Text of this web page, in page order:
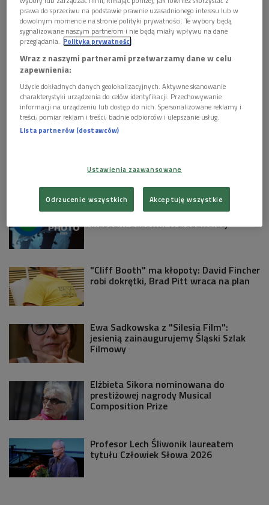
Maldonado, Luciana Berio, Krzysztofa Wołka, Ramona
Lazkano i Iannisa Xenakisa,
Wyk. Françoise Kubler – sopran, Maria Caroli – flety, Silvy
Constanzo – fortepian, Francesca Giomi i Damiana Meacci –
live electronics
Zobacz więcej na temat: andrzej chłopecki
KULTURA W POLSKIM RADIU:
Mistrzowie powojennego jubilerstwa z
Gliwic
Grand Press Photo 2026 - wystawa w
Muzeum Gazowni Warszawskiej
"Cliff Booth" ma kłopoty: David Fincher
robi dokrętki, Brad Pitt wraca na plan
Ewa Sadkowska z "Silesia Film":
jesienią zainaugurujemy Śląski Szlak
Filmowy
Elżbieta Sikora nominowana do
prestiżowej nagrody Musical
Composition Prize
Profesor Lech Śliwonik laureatem
tytułu Człowiek Słowa 2026
prawa do sprzeciwu na podstawie prawnie uzasadnionego interesu lub w
dowolnym momencie na stronie polityki prywatności. Te wybory będą
sygnalizowane naszym partnerom i nie będą miały wpływu na dane
przeglądania. Polityka prywatności
Wraz z naszymi partnerami przetwarzamy dane w celu
zapewnienia:
Użycie dokładnych danych geolokalizacyjnych. Aktywne skanowanie
charakterystyki urządzenia do celów identyfikacji. Przechowywanie
informacji na urządzeniu lub dostęp do nich. Spersonalizowane reklamy i
treści, pomiar reklam i treści, badnie odbiorców i ulepszanie usług.
Lista partnerów (dostawców)
Ustawienia zaawansowane
Odrzucenie wszystkich Akceptuję wszystkie